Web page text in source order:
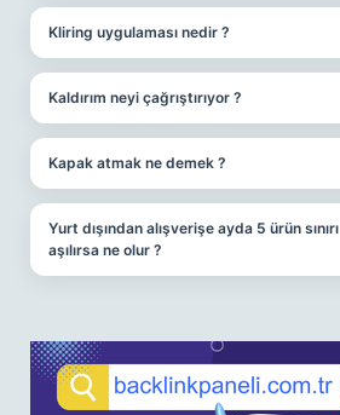
Kliring uygulaması nedir ?
Kaldırım neyi çağrıştırıyor ?
Kapak atmak ne demek ?
Yurt dışından alışverişe ayda 5 ürün sınırı
aşılırsa ne olur ?